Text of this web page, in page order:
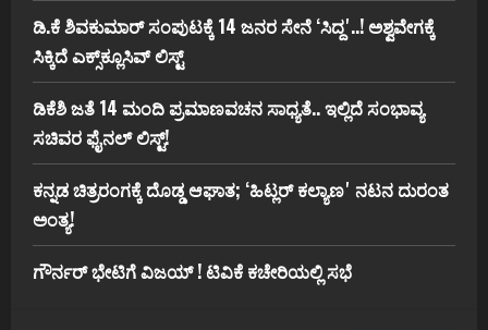
ಡಿ.ಕೆ ಶಿವಕುಮಾರ್‌ ಸಂಪುಟಕ್ಕೆ 14 ಜನರ ಸೇನೆ ʻಸಿದ್ದʼ..! ಅಶ್ವವೇಗಕ್ಕೆ
ಸಿಕ್ಕಿದೆ ಎಕ್ಸ್‌ಕ್ಲೂಸಿವ್‌ ಲಿಸ್ಟ್‌
ಡಿಕೆಶಿ ಜತೆ 14 ಮಂದಿ ಪ್ರಮಾಣವಚನ ಸಾಧ್ಯತೆ.. ಇಲ್ಲಿದೆ ಸಂಭಾವ್ಯ
ಸಚಿವರ ಫೈನಲ್ ಲಿಸ್ಟ್‌!
ಕನ್ನಡ ಚಿತ್ರರಂಗಕ್ಕೆ ದೊಡ್ಡ ಆಘಾತ; ʻಹಿಟ್ಲರ್ ಕಲ್ಯಾಣʼ ನಟನ ದುರಂತ
ಅಂತ್ಯ!
ಗೌರ್ನರ್‌ ಭೇಟಿಗೆ ವಿಜಯ್‌ ! ಟಿವಿಕೆ ಕಚೇರಿಯಲ್ಲಿ ಸಭೆ